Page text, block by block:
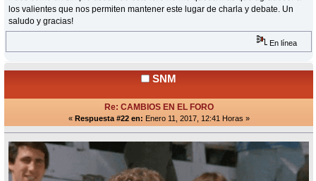
los valientes que nos permiten mantener este lugar de charla y debate. Un
saludo y gracias!
En línea
SNM
Re: CAMBIOS EN EL FORO
« Respuesta #22 en: Enero 11, 2017, 12:41 Horas »